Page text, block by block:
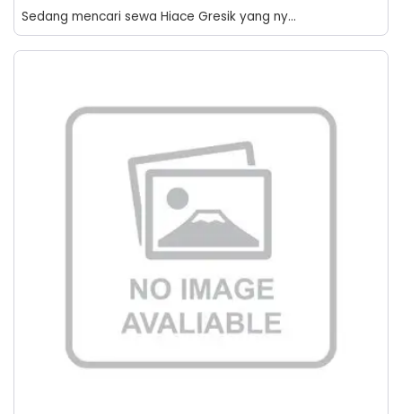
Sedang mencari sewa Hiace Gresik yang ny...